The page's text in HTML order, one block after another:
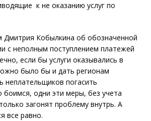
к не оказанию услуг по
Дмитрия Кобылкина об обозначенной
с неполным поступлением платежей
если бы услуги оказывались в
было бы и дать регионам
неплательщиков погасить
боимся, одни эти меры, без учета
загонят проблему внутрь. А
все равно.